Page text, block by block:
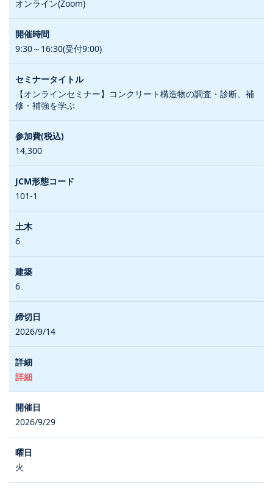
オンライン(Zoom)
9:30～16:30(受付9:00)
【オンラインセミナー】コンクリート構造物の調査・診断、補
修・補強を学ぶ
14,300
101-1
6
6
2026/9/14
詳細
2026/9/29
火